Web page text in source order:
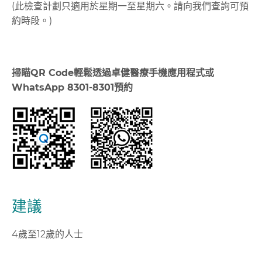
(此檢查計劃只適用於星期一至星期六。請向我們查詢可預
約時段。)
掃瞄QR Code輕鬆透過卓健醫療手機應用程式或
WhatsApp 8301-8301預約
建議
4歲至12歲的人士